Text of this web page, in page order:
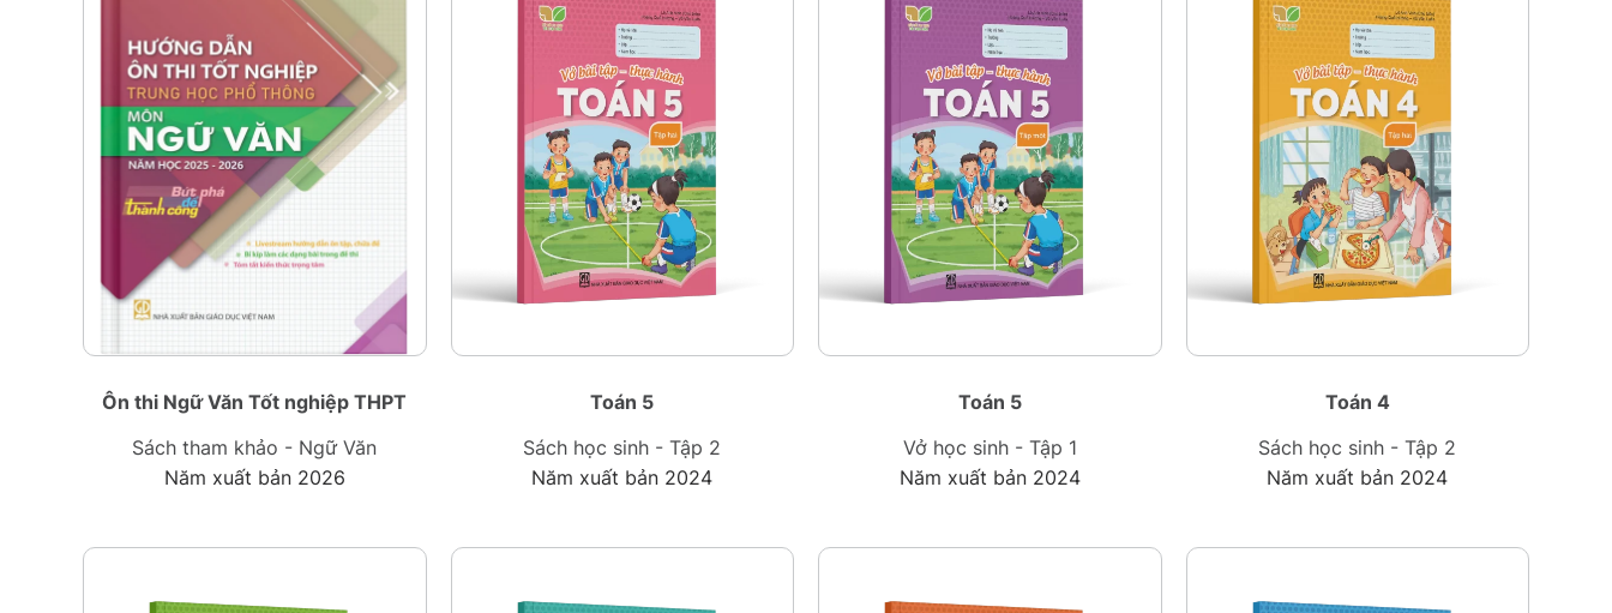
Ôn thi Ngữ Văn Tốt nghiệp THPT
Sách tham khảo - Ngữ Văn
Năm xuất bản 2026
Toán 5
Sách học sinh - Tập 2
Năm xuất bản 2024
Toán 5
Vở học sinh - Tập 1
Năm xuất bản 2024
Toán 4
Sách học sinh - Tập 2
Năm xuất bản 2024